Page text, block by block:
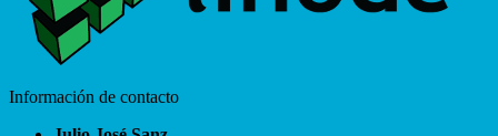
Información de contacto